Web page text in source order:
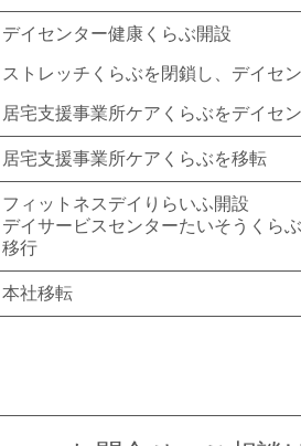
デイセンター健康くらぶ開設
ストレッチくらぶを閉鎖し、デイセ
居宅支援事業所ケアくらぶをデイセ
居宅支援事業所ケアくらぶを移転
フィットネスデイりらいふ開設
デイサービスセンターたいそうくら
移行
本社移転